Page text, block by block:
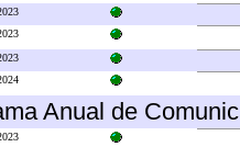
Anual de